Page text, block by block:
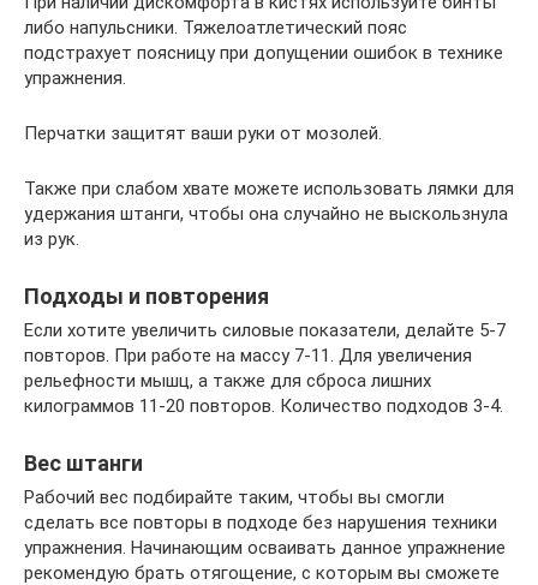
либо напульсники. Тяжелоатлетический пояс
подстрахует поясницу при допущении ошибок в технике
упражнения.
Перчатки защитят ваши руки от мозолей.
Также при слабом хвате можете использовать лямки для
удержания штанги, чтобы она случайно не выскользнула
из рук.
Подходы и повторения
Если хотите увеличить силовые показатели, делайте 5-7
повторов. При работе на массу 7-11. Для увеличения
рельефности мышц, а также для сброса лишних
килограммов 11-20 повторов. Количество подходов 3-4.
Вес штанги
Рабочий вес подбирайте таким, чтобы вы смогли
сделать все повторы в подходе без нарушения техники
упражнения. Начинающим осваивать данное упражнение
рекомендую брать отягощение, с которым вы сможете